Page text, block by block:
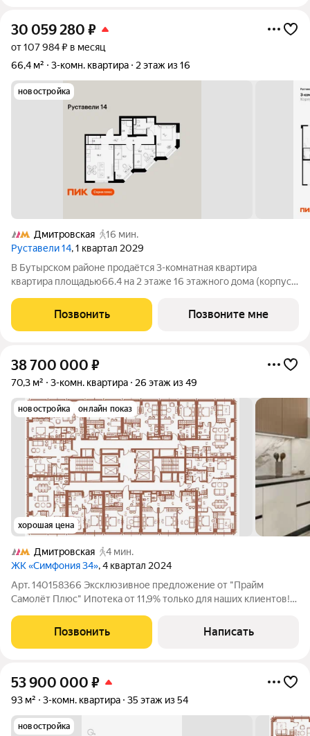
30 059 280 ₽
от 107 984 ₽ в месяц
66,4 м²
3-комн. квартира 2 этаж из 16
новостройка
Дмитровская
16 мин.
Руставели 14, 1 квартал 2029
В Бутырском районе продаётся 3-комнатная квартира
квартира площадью66.4 на 2 этаже 16 этажного дома (корпус
расположение 3 минуты пешком до станции метро
«Бутырская». 12 минут пешком до МЦД
Позвонить Позвоните мне
38 700 000 ₽
70,3 м² 3-комн. квартира 26 этаж из 49
новостройка онлайн показ
хорошая цена
Дмитровская
4 мин.
ЖК «Симфония 34», 4 квартал 2024
Арт. 140158366 Эксклюзивное предложение от "Прайм
Самолёт Плюс" Ипотека от 11,9% только для наших клиентов!
класса Symphony 34 (корпус Б Crystal) с двумя спальнями и
большой кухней-гостиной. В
Позвонить Написать
53 900 000 ₽
93 м² 3-комн. квартира 35 этаж из 54
новостройка